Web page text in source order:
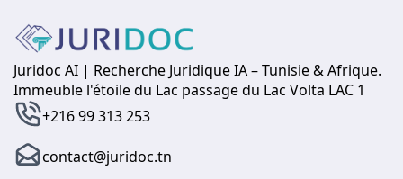
Juridoc AI | Recherche Juridique IA – Tunisie & Afrique.
Immeuble l'étoile du Lac passage du Lac Volta LAC 1
+216 99 313 253
contact@juridoc.tn